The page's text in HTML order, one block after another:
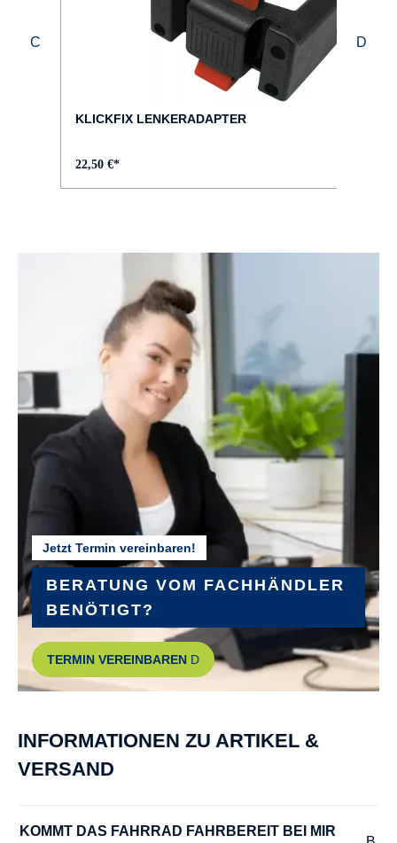
KLICKFIX LENKERADAPTER
22,50 €*
Jetzt Termin vereinbaren!
BERATUNG VOM FACHHÄNDLER
BENÖTIGT?
TERMIN VEREINBAREN
INFORMATIONEN ZU ARTIKEL &
VERSAND
KOMMT DAS FAHRRAD FAHRBEREIT BEI MIR